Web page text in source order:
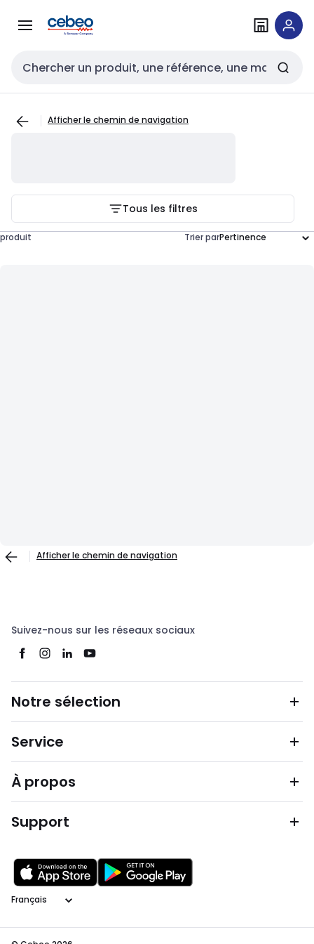
navigationau
Entrée de recherche
Afficher le chemin de navigation
Tous les filtres
produit Trier par
Afficher le chemin de navigation
Suivez-nous sur les réseaux sociaux
Notre sélection
Service
À propos
Support
Langage